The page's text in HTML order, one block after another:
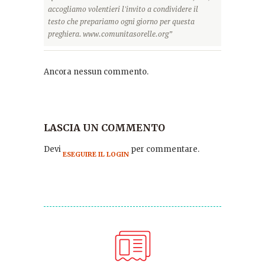
accogliamo volentieri l'invito a condividere il
testo che prepariamo ogni giorno per questa
preghiera. www.comunitasorelle.org”
Ancora nessun commento.
LASCIA UN COMMENTO
Devi ESEGUIRE IL LOGIN per commentare.